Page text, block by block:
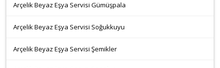
Arçelik Beyaz Eşya Servisi Gümüşpala
Arçelik Beyaz Eşya Servisi Soğukkuyu
Arçelik Beyaz Eşya Servisi Şemikler